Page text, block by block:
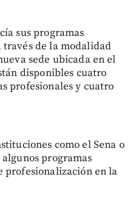
sus programas
través de la modalidad
sede ubicada en el
disponibles cuatro
profesionales y cuatro
como el Sena o
algunos programas
profesionalización en la